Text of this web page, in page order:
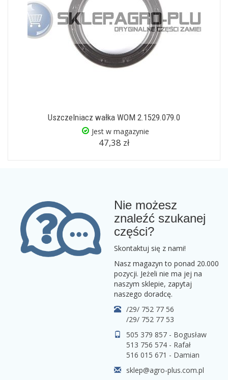
Uszczelniacz wałka WOM 2.1529.079.0
Jest w magazynie
47,38 zł
Nie możesz
znaleźć szukanej
części?
Skontaktuj się z nami!
Nasz magazyn to ponad 20.000
pozycji. Jeżeli nie ma jej na
naszym sklepie, zapytaj
naszego doradcę.
/29/ 752 77 56
/29/ 752 77 53
505 379 857 - Bogusław
513 756 574 - Rafał
516 015 671 - Damian
sklep@agro-plus.com.pl